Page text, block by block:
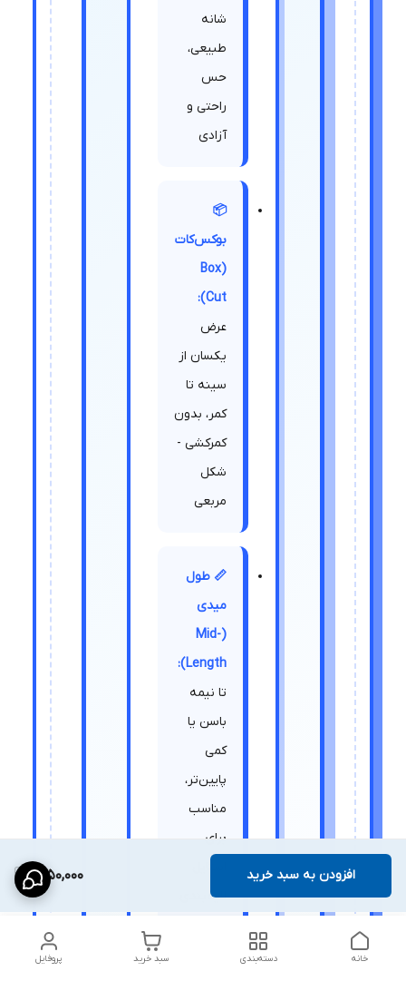
1,650,000 افزودن به سبد خرید
شانه
طبیعی،
حس
راحتی و
آزادی
📦
بوکس‌کات
(Box
Cut):
عرض
یکسان از
سینه تا
کمر، بدون
کمرکشی -
شکل
مربعی
📏 طول
میدی
(Mid-
Length):
تا نیمه
باسن یا
کمی
پایین‌تر،
مناسب
برای
لایه‌بندی
پروفایل سبد خرید دسته‌بندی خانه